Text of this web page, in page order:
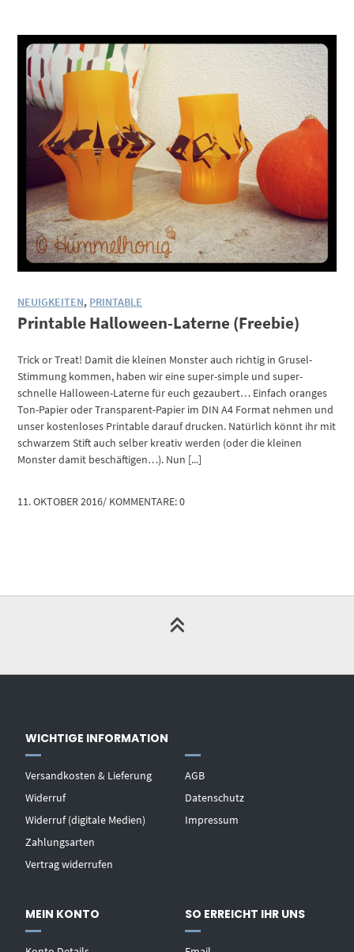
NEUIGKEITEN, PRINTABLE
Printable Halloween-Laterne (Freebie)
Trick or Treat! Damit die kleinen Monster auch richtig in Grusel-
Stimmung kommen, haben wir eine super-simple und super-
schnelle Halloween-Laterne für euch gezaubert… Einfach oranges
Ton-Papier oder Transparent-Papier im DIN A4 Format nehmen und
unser kostenloses Printable darauf drucken. Natürlich könnt ihr mit
schwarzem Stift auch selber kreativ werden (oder die kleinen
Monster damit beschäftigen…). Nun [...]
11. OKTOBER 2016/ KOMMENTARE: 0
WICHTIGE INFORMATION
Versandkosten & Lieferung
Widerruf
Widerruf (digitale Medien)
Zahlungsarten
Vertrag widerrufen
AGB
Datenschutz
Impressum
MEIN KONTO SO ERREICHT IHR UNS